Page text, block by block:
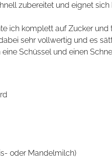
zubereitet und eignet
ich komplett auf Zucker
sehr vollwertig und es
Schüssel und einen
oder Mandelmilch)